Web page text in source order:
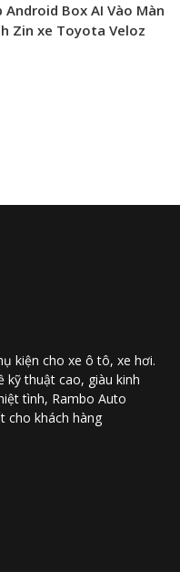
Android Box AI Vào Màn
Zin xe Toyota Veloz
kiện cho xe ô tô, xe hơi.
kỹ thuật cao, giàu kinh
tình, Rambo Auto
cho khách hàng